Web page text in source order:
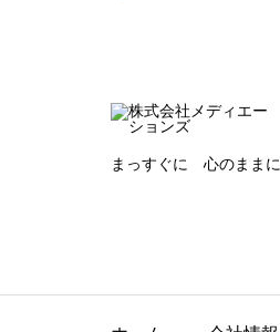
まっすぐに 心のままに